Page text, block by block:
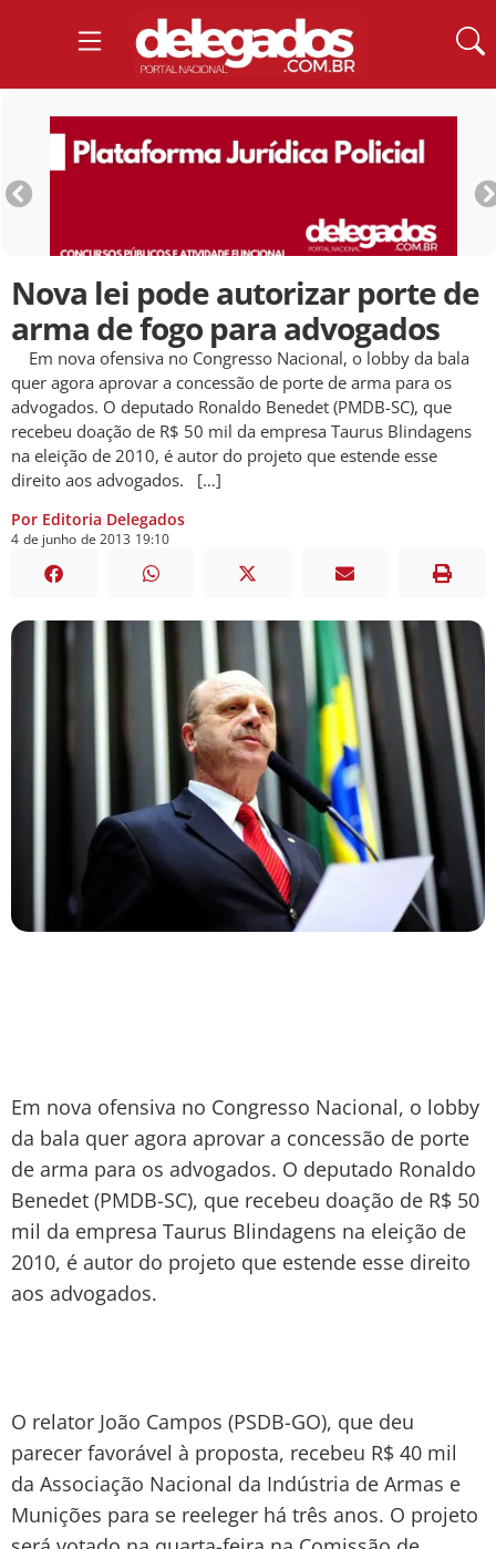
Nova lei pode autorizar porte de
arma de fogo para advogados
Em nova ofensiva no Congresso Nacional, o lobby da bala
quer agora aprovar a concessão de porte de arma para os
advogados. O deputado Ronaldo Benedet (PMDB-SC), que
recebeu doação de R$ 50 mil da empresa Taurus Blindagens
na eleição de 2010, é autor do projeto que estende esse
direito aos advogados. […]
Por Editoria Delegados
4 de junho de 2013 19:10
Em nova ofensiva no Congresso Nacional, o lobby
da bala quer agora aprovar a concessão de porte
de arma para os advogados. O deputado Ronaldo
Benedet (PMDB-SC), que recebeu doação de R$ 50
mil da empresa Taurus Blindagens na eleição de
2010, é autor do projeto que estende esse direito
aos advogados.
O relator João Campos (PSDB-GO), que deu
parecer favorável à proposta, recebeu R$ 40 mil
da Associação Nacional da Indústria de Armas e
Munições para se reeleger há três anos. O projeto